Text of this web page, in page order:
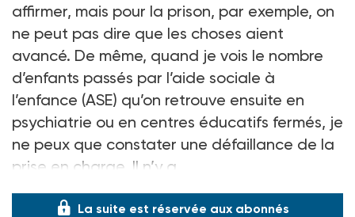
affirmer, mais pour la prison, par exemple, on
ne peut pas dire que les choses aient
avancé. De même, quand je vois le nombre
d’enfants passés par l’aide sociale à
l’enfance (ASE) qu’on retrouve ensuite en
psychiatrie ou en centres éducatifs fermés, je
ne peux que constater une défaillance de la
prise en charge. Il n’y a
La suite est réservée aux abonnés